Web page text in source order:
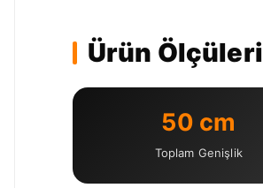
Ürün Ölçüleri
50 cm
Toplam Genişlik